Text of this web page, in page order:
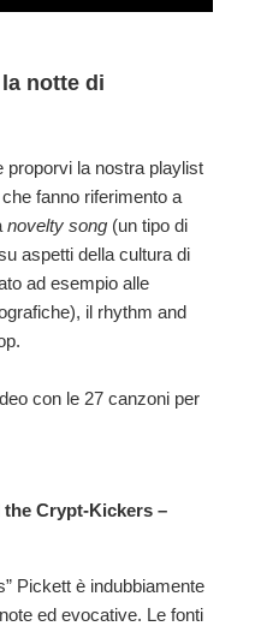
notte di
proporvi la nostra playlist
fanno riferimento a
novelty song (un tipo di
aspetti della cultura di
ad esempio alle
il rhythm and
con le 27 canzoni per
Crypt-Kickers –
Pickett è indubbiamente
ed evocative. Le fonti